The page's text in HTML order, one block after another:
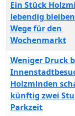
Ein Stück
lebendig
Wege für den
Wochenmarkt
Weniger Druck
Holzminden
künftig zwei
Parkzeit